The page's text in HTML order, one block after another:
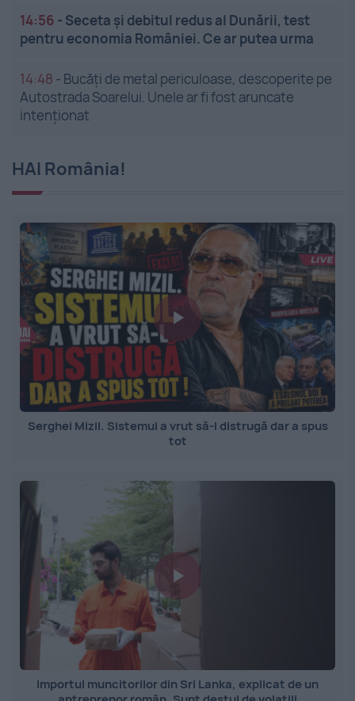
14:56 - Seceta și debitul redus al Dunării, test
pentru economia României. Ce ar putea urma
14:48 - Bucăți de metal periculoase, descoperite pe
Autostrada Soarelui. Unele ar fi fost aruncate
intenționat
HAI România!
Serghei Mizil. Sistemul a vrut să-l distrugă dar a spus
tot
Importul muncitorilor din Sri Lanka, explicat de un